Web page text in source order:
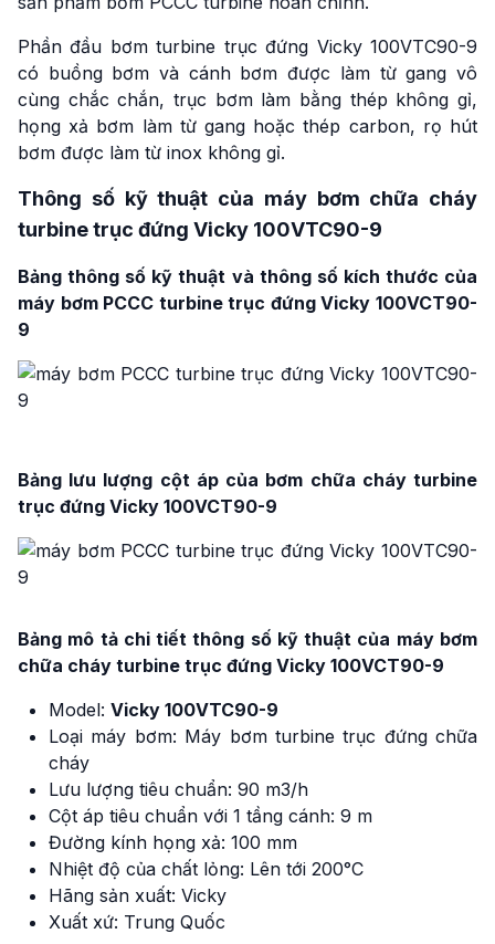
Phần đầu bơm turbine trục đứng Vicky 100VTC90-9
có buồng bơm và cánh bơm được làm từ gang vô
cùng chắc chắn, trục bơm làm bằng thép không gỉ,
họng xả bơm làm từ gang hoặc thép carbon, rọ hút
bơm được làm từ inox không gỉ.
Thông số kỹ thuật của máy bơm chữa cháy
turbine trục đứng Vicky 100VTC90-9
Bảng thông số kỹ thuật và thông số kích thước của
máy bơm PCCC turbine trục đứng Vicky 100VCT90-
9
Bảng lưu lượng cột áp của bơm chữa cháy turbine
trục đứng Vicky 100VCT90-9
Bảng mô tả chi tiết thông số kỹ thuật của máy bơm
chữa cháy turbine trục đứng Vicky 100VCT90-9
Model: Vicky 100VTC90-9
Loại máy bơm: Máy bơm turbine trục đứng chữa
cháy
Lưu lượng tiêu chuẩn: 90 m3/h
Cột áp tiêu chuẩn với 1 tầng cánh: 9 m
Đường kính họng xả: 100 mm
Nhiệt độ của chất lỏng: Lên tới 200°C
Hãng sản xuất: Vicky
Xuất xứ: Trung Quốc